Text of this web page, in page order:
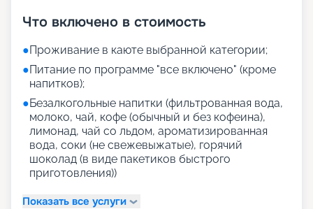
Что включено в стоимость
●Проживание в каюте выбранной категории;
●Питание по программе "все включено" (кроме
напитков);
●Безалкогольные напитки (фильтрованная вода,
молоко, чай, кофе (обычный и без кофеина),
лимонад, чай со льдом, ароматизированная
вода, соки (не свежевыжатые), горячий
шоколад (в виде пакетиков быстрого
приготовления))
Показать все услуги